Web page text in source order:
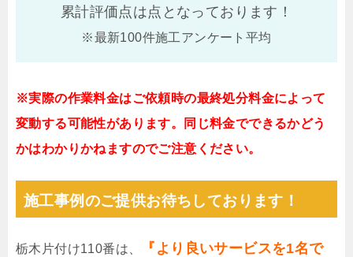
累計評価点は点となっております！
※最新100件施工アンケート平均
※実際の作業料金はご依頼時の最終処分料金によって
変動する可能性があります。同じ料金でできるかどう
かはわかりかねますのでご注意ください。
施工事例のご提供お待ちしております！
栃木片付け110番は、
『より良いサービスを1名で